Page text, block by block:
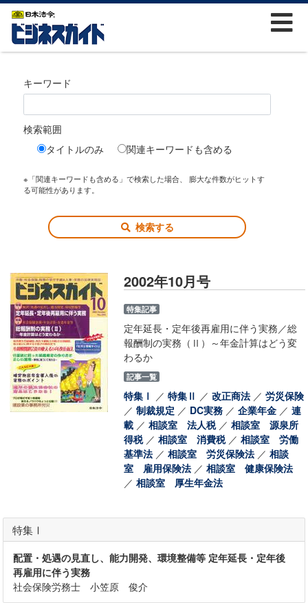
キーワード
検索範囲
タイトルのみ
関連キーワードも含める
※「関連キーワードも含める」で検索した場合、 膨大な件数がヒットす
る可能性があります。
検索する
2002年10月号
特集記事
定年延長・定年後再雇用に伴う実務／総
報酬制の実務（Ⅱ）～年金計算はどう変
わるか
記事一覧
特集Ⅰ ／特集Ⅱ ／改正商法 ／労災保険
／制裁規定 ／ DC実務 ／企業年金 ／連
載 ／相談室 法人税／相談室 源泉所
得税／相談室 消費税／相談室 労働
基準法 ／相談室 労災保険法 ／相談
室 雇用保険法 ／相談室 健康保険法
／相談室 厚生年金法
特集Ⅰ
配置・処遇の見直し、能力開発、環境整備等 定年延長・定年後
再雇用に伴う実務
社会保険労務士 小笠原 俊介